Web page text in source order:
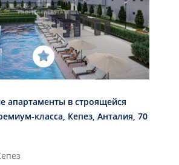
апартаменты в строящейся
класса, Кепез, Анталия, 70